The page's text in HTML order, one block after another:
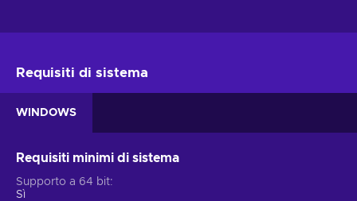
Requisiti di sistema
WINDOWS
Requisiti minimi di sistema
Supporto a 64 bit
Sì